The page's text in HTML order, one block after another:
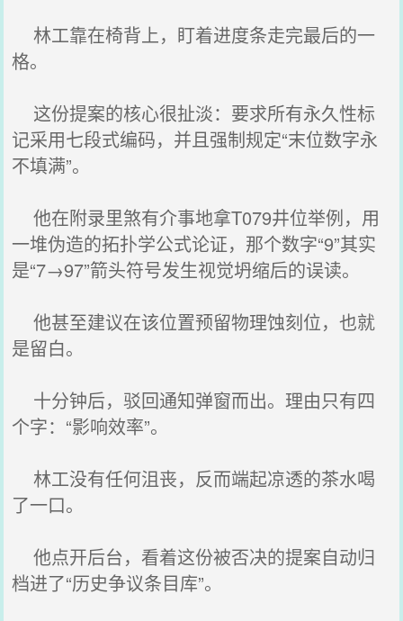
林工靠在椅背上，盯着进度条走完最后的一
格。
这份提案的核心很扯淡：要求所有永久性标
记采用七段式编码，并且强制规定“末位数字永
不填满”。
他在附录里煞有介事地拿T079井位举例，用
一堆伪造的拓扑学公式论证，那个数字“9”其实
是“7→97”箭头符号发生视觉坍缩后的误读。
他甚至建议在该位置预留物理蚀刻位，也就
是留白。
十分钟后，驳回通知弹窗而出。理由只有四
个字：“影响效率”。
林工没有任何沮丧，反而端起凉透的茶水喝
了一口。
他点开后台，看着这份被否决的提案自动归
档进了“历史争议条目库”。